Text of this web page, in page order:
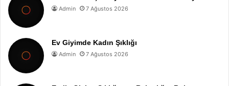
Admin 7 Ağustos 2026
Ev Giyimde Kadın Şıklığı
Admin 7 Ağustos 2026